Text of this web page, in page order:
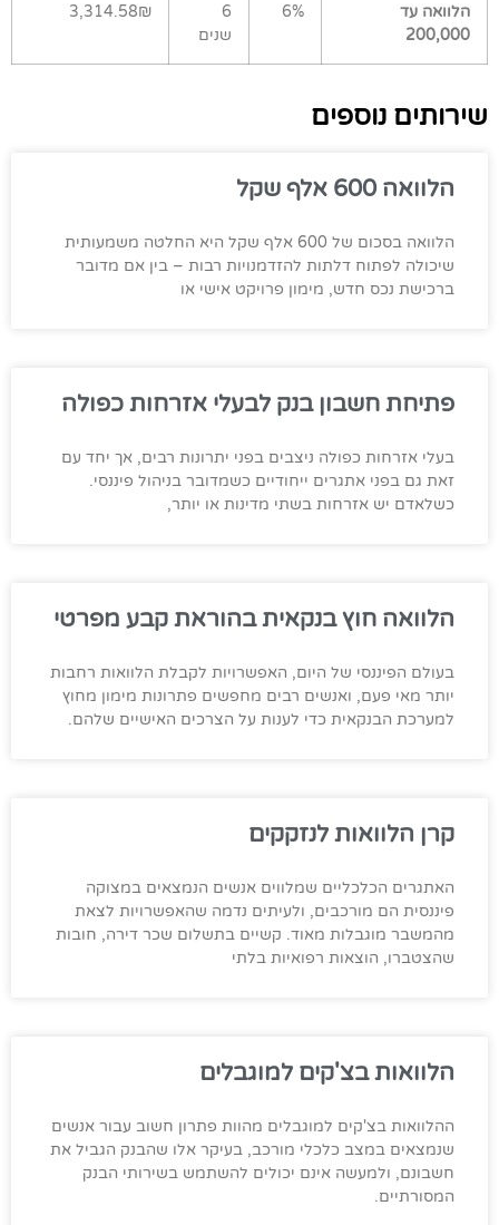
הלוואה עד
200,000
6%
6
שנים
3,314.58₪
שירותים נוספים
הלוואה 600 אלף שקל
הלוואה בסכום של 600 אלף שקל היא החלטה משמעותית
שיכולה לפתוח דלתות להזדמנויות רבות – בין אם מדובר
ברכישת נכס חדש, מימון פרויקט אישי או
פתיחת חשבון בנק לבעלי אזרחות כפולה
בעלי אזרחות כפולה ניצבים בפני יתרונות רבים, אך יחד עם
זאת גם בפני אתגרים ייחודיים כשמדובר בניהול פיננסי.
כשלאדם יש אזרחות בשתי מדינות או יותר,
הלוואה חוץ בנקאית בהוראת קבע מפרטי
בעולם הפיננסי של היום, האפשרויות לקבלת הלוואות רחבות
יותר מאי פעם, ואנשים רבים מחפשים פתרונות מימון מחוץ
למערכת הבנקאית כדי לענות על הצרכים האישיים שלהם.
קרן הלוואות לנזקקים
האתגרים הכלכליים שמלווים אנשים הנמצאים במצוקה
פיננסית הם מורכבים, ולעיתים נדמה שהאפשרויות לצאת
מהמשבר מוגבלות מאוד. קשיים בתשלום שכר דירה, חובות
שהצטברו, הוצאות רפואיות בלתי
הלוואות בצ'קים למוגבלים
ההלוואות בצ'קים למוגבלים מהוות פתרון חשוב עבור אנשים
שנמצאים במצב כלכלי מורכב, בעיקר אלו שהבנק הגביל את
חשבונם, ולמעשה אינם יכולים להשתמש בשירותי הבנק
המסורתיים.